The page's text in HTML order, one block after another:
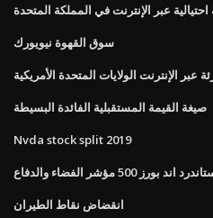
عبر الإنترنت في المملكة المتحدة
سوق القهوة نيويورك
عبر الإنترنت الولايات المتحدة الأمريكية
صيغة القيمة المستقبلية الفائدة البسيطة
Nvda stock split 2019
اند بورز 500 مؤشر الفضاء والدفاع
انقضاض نقاط الطيران